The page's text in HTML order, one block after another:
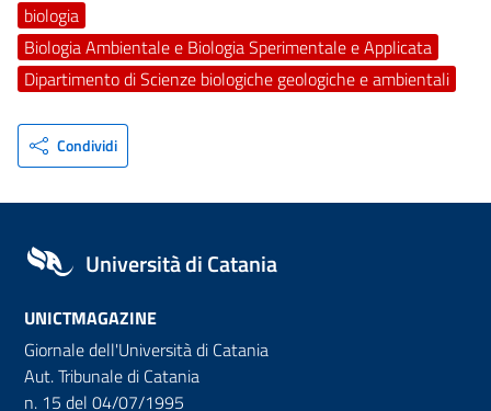
biologia
Biologia Ambientale e Biologia Sperimentale e Applicata
Dipartimento di Scienze biologiche geologiche e ambientali
Condividi
Università di Catania
UNICTMAGAZINE
Giornale dell'Università di Catania
Aut. Tribunale di Catania
n. 15 del 04/07/1995